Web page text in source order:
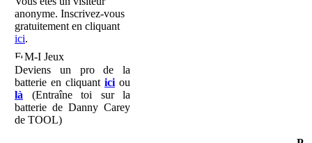
anonyme. Inscrivez-vous
gratuitement en cliquant
ici.
M-I Jeux
Deviens un pro de la
batterie en cliquant ici ou
là (Entraîne toi sur la
batterie de Danny Carey
de TOOL)